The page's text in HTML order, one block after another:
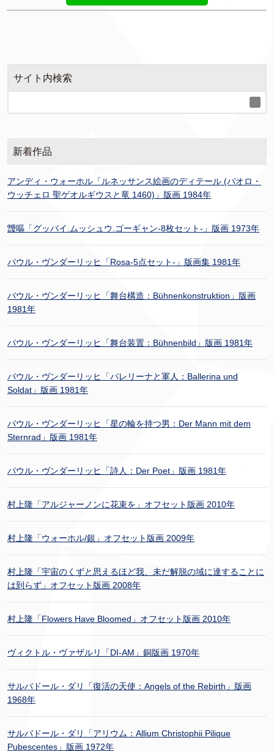
サイト内検索
新着作品
アンディ・ウォーホル「ルネッサンス絵画のディテール (パオロ・
ウッチェロ 聖ゲオルギウスと竜 1460)」版画 1984年
靉嘔「グッバイ.ムッシュウ.ゴーギャン-8枚セット-」版画 1973年
パウル・ヴンダーリッヒ「Rosa-5点セット-」版画集 1981年
パウル・ヴンダーリッヒ「舞台構造：Bühnenkonstruktion」版画
1981年
パウル・ヴンダーリッヒ「舞台装置：Bühnenbild」版画 1981年
パウル・ヴンダーリッヒ「バレリーナと軍人：Ballerina und
Soldat」版画 1981年
パウル・ヴンダーリッヒ「星の輪を持つ男：Der Mann mit dem
Sternrad」版画 1981年
パウル・ヴンダーリッヒ「詩人：Der Poet」版画 1981年
村上隆「アルジャーノンに花束を」オフセット版画 2010年
村上隆「ウォーホル/銀」オフセット版画 2009年
村上隆「宇宙のくずと思えるほど我、未だ解脱の域に達することに
は到らず」オフセット版画 2008年
村上隆「Flowers Have Bloomed」オフセット版画 2010年
ヴィクトル・ヴァザルリ「DI-AM」銅版画 1970年
サルバドール・ダリ「復活の天使：Angels of the Rebirth」版画
1968年
サルバドール・ダリ「アリウム：Allium Christophii Pilique
Pubescentes」版画 1972年